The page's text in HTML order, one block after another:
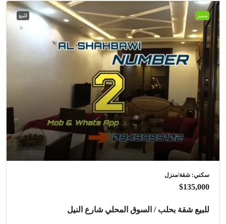
مميز للبيع
سكني: شقة/منزل
$135,000
للبيع شقة بحلب / السوق المحلي شارع النيل